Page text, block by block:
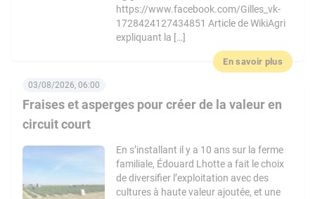
https://www.facebook.com/Gilles_vk-
1728424127434851 Article de WikiAgri
expliquant la […]
En savoir plus
Fraises et asperges pour créer de la valeur en
circuit court
03/08/2026, 06:00
En s’installant il y a 10 ans sur la ferme
familiale, Édouard Lhotte a fait le choix
de diversifier l’exploitation avec des
cultures à haute valeur ajoutée, et une